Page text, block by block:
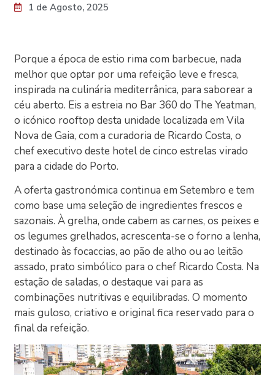
1 de Agosto, 2025
Porque a época de estio rima com barbecue, nada
melhor que optar por uma refeição leve e fresca,
inspirada na culinária mediterrânica, para saborear a
céu aberto. Eis a estreia no Bar 360 do The Yeatman,
o icónico rooftop desta unidade localizada em Vila
Nova de Gaia, com a curadoria de Ricardo Costa, o
chef executivo deste hotel de cinco estrelas virado
para a cidade do Porto.
A oferta gastronómica continua em Setembro e tem
como base uma seleção de ingredientes frescos e
sazonais. À grelha, onde cabem as carnes, os peixes e
os legumes grelhados, acrescenta-se o forno a lenha,
destinado às focaccias, ao pão de alho ou ao leitão
assado, prato simbólico para o chef Ricardo Costa. Na
estação de saladas, o destaque vai para as
combinações nutritivas e equilibradas. O momento
mais guloso, criativo e original fica reservado para o
final da refeição.